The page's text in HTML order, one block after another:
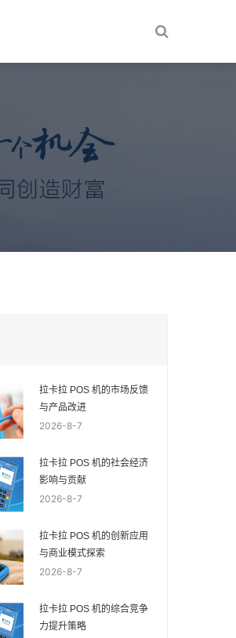
拉卡拉 POS 机的市场反馈
与产品改进
2026-8-7
拉卡拉 POS 机的社会经济
影响与贡献
2026-8-7
拉卡拉 POS 机的创新应用
与商业模式探索
2026-8-7
拉卡拉 POS 机的综合竞争
力提升策略